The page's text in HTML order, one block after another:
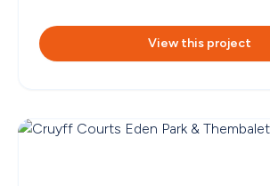
View this project